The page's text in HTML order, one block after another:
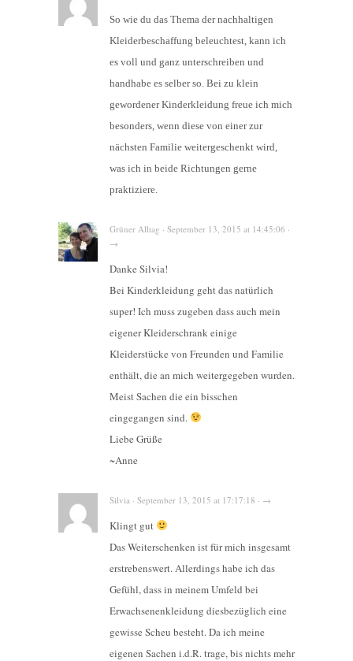
So wie du das Thema der nachhaltigen
Kleiderbeschaffung beleuchtest, kann ich
es voll und ganz unterschreiben und
handhabe es selber so. Bei zu klein
gewordener Kinderkleidung freue ich mich
besonders, wenn diese von einer zur
nächsten Familie weitergeschenkt wird,
was ich in beide Richtungen gerne
praktiziere.
Grüner Alltag · September 13, 2015 at 14:45:06 ·
→
Danke Silvia!
Bei Kinderkleidung geht das natürlich
super! Ich muss zugeben dass auch mein
eigener Kleiderschrank einige
Kleiderstücke von Freunden und Familie
enthält, die an mich weitergegeben wurden.
Meist Sachen die ein bisschen
eingegangen sind.
Liebe Grüße
~Anne
Silvia · September 13, 2015 at 17:17:18 · →
Klingt gut
Das Weiterschenken ist für mich insgesamt
erstrebenswert. Allerdings habe ich das
Gefühl, dass in meinem Umfeld bei
Erwachsenenkleidung diesbezüglich eine
gewisse Scheu besteht. Da ich meine
eigenen Sachen i.d.R. trage, bis nichts mehr